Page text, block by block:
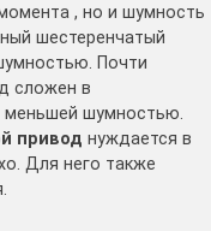
, но и шумность
шестеренчатый
Почти
сложен в
меньшей шумностью.
привод нуждается в
Для него также